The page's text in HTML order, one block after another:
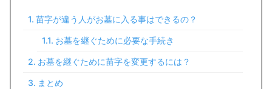
苗字が違う人がお墓に入る事はできるの？
お墓を継ぐために必要な手続き
お墓を継ぐために苗字を変更するには？
まとめ